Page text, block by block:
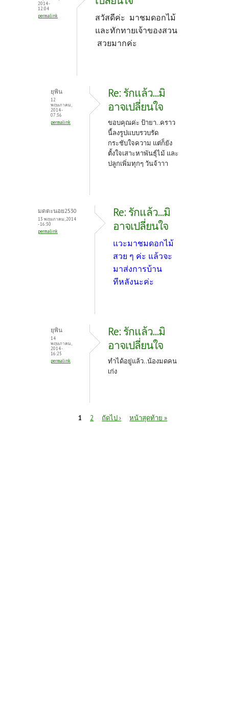
2014 -
12:04
permalink
สวัสดีค่ะ มาชมดอกไม้
และทักทายเจ้าของสวน
สวยมากค่ะ
ยุพิน
12
พฤษภาคม,
2014 -
07:36
permalink
Re: รักแล้ว...มิ
อาจเปลี่ยนใจ
ขอบคุณค่ะ ป้ายา..คราว
นี้ลงรูปแบบรวบรัด
กระชับใจความ แต่ก็ยัง
ตั้งใจเสาะหาพันธุ์ไม้ และ
ปลูกเพิ่มทุกๆ วันจ้าาา
มดตะนอย2530
13 พฤษภาคม, 2014
- 16:30
permalink
Re: รักแล้ว...มิ
อาจเปลี่ยนใจ
แวะมาชมดอกไม้
สวย ๆ ค่ะ แล้วจะ
มาส่งการบ้าน
ทีหลังนะค่ะ
ยุพิน
14
พฤษภาคม,
2014 -
16:25
permalink
Re: รักแล้ว...มิ
อาจเปลี่ยนใจ
ทำได้อยู่แล้ว..น้องมดคน
เก่ง
1 2 ถัดไป › หน้าสุดท้าย »